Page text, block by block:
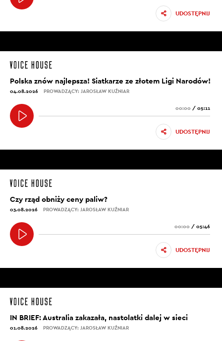
UDOSTĘPNIJ
Polska znów najlepsza! Siatkarze ze złotem Ligi Narodów!
04.08.2026 PROWADZĄCY: JAROSŁAW KUŹNIAR
00:00 / 05:11
UDOSTĘPNIJ
Czy rząd obniży ceny paliw?
03.08.2026 PROWADZĄCY: JAROSŁAW KUŹNIAR
00:00 / 05:46
UDOSTĘPNIJ
IN BRIEF: Australia zakazała, nastolatki dalej w sieci
01.08.2026 PROWADZĄCY: JAROSŁAW KUŹNIAR